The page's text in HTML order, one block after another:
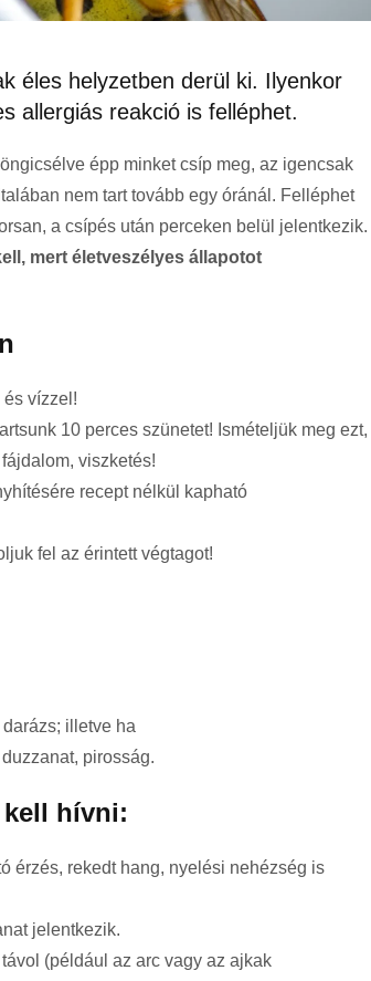
éles helyzetben derül ki. Ilyenkor
allergiás reakció is felléphet.
épp minket csíp meg, az igencsak
nem tart tovább egy óránál. Felléphet
a csípés után perceken belül jelentkezik.
mert életveszélyes állapotot
vízzel!
10 perces szünetet! Ismételjük meg ezt,
viszketés!
recept nélkül kapható
fel az érintett végtagot!
illetve ha
pirosság.
hívni:
érzés, rekedt hang, nyelési nehézség is
jelentkezik.
(például az arc vagy az ajkak